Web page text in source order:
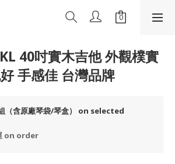
40吋實木吉他 外觀樸實
手感佳 台灣品牌
（含原廠琴袋/琴盒） on selected
on order